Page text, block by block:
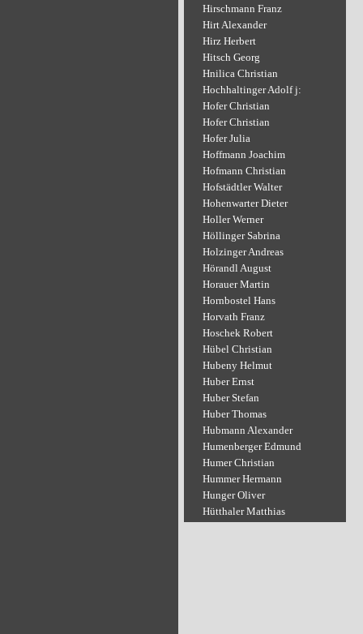
Hirschmann Franz
Hirt Alexander
Hirz Herbert
Hitsch Georg
Hnilica Christian
Hochhaltinger Adolf j:
Hofer Christian
Hofer Christian
Hofer Julia
Hoffmann Joachim
Hofmann Christian
Hofstädtler Walter
Hohenwarter Dieter
Holler Werner
Höllinger Sabrina
Holzinger Andreas
Hörandl August
Horauer Martin
Hornbostel Hans
Horvath Franz
Hoschek Robert
Hübel Christian
Hubeny Helmut
Huber Ernst
Huber Stefan
Huber Thomas
Hubmann Alexander
Humenberger Edmund
Humer Christian
Hummer Hermann
Hunger Oliver
Hütthaler Matthias